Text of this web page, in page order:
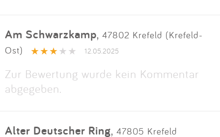
Am Schwarzkamp, 47802 Krefeld (Krefeld-
Ost)
12.05.2025
Zur Bewertung wurde kein Kommentar
abgegeben.
Alter Deutscher Ring, 47805 Krefeld